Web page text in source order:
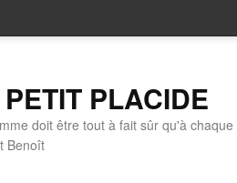
PLACIDE
doit être tout à fait sûr qu'à
Benoît